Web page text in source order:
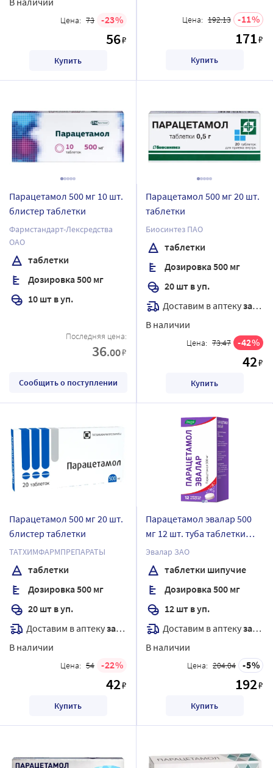
Цена: 73 23
56₽
Купить
Цена: 192.13 11
171₽
Купить
Парацетамол 500 мг 10 шт.
блистер таблетки
Фармстандарт-Лексредства
ОАО
таблетки
Дозировка 500 мг
10 шт в уп.
Последняя цена:
36.00₽
Сообщить о поступлении
Парацетамол 500 мг 20 шт.
таблетки
Биосинтез ПАО
таблетки
Дозировка 500 мг
20 шт в уп.
Доставим в аптекузавтра
В наличии
Цена: 73.47 42
42₽
Купить
Парацетамол 500 мг 20 шт.
блистер таблетки
ТАТХИМФАРМПРЕПАРАТЫ
таблетки
Дозировка 500 мг
20 шт в уп.
Доставим в аптекузавтра
В наличии
Цена: 54 22
42₽
Купить
Парацетамол эвалар 500
мг 12 шт. туба таблетки
шипучие
Эвалар ЗАО
таблетки шипучие
Дозировка 500 мг
12 шт в уп.
Доставим в аптекузавтра
В наличии
Цена: 204.04 5
192₽
Купить